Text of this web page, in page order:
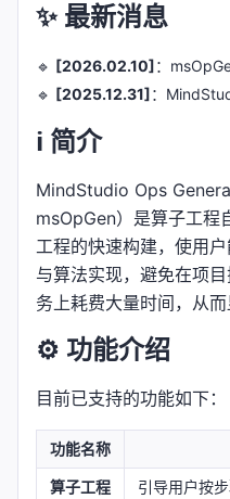
✨ 最新消息
🔹 [2026.02.10]：
🔹 [2025.12.31]：
ℹ️ 简介
MindStudio Ops
msOpGen）是算子工程
工程的快速构建，使用
与算法实现，避免在项
务上耗费大量时间，从而
⚙️ 功能介绍
目前已支持的功能如下：
功能名称
算子工程
引导用户按